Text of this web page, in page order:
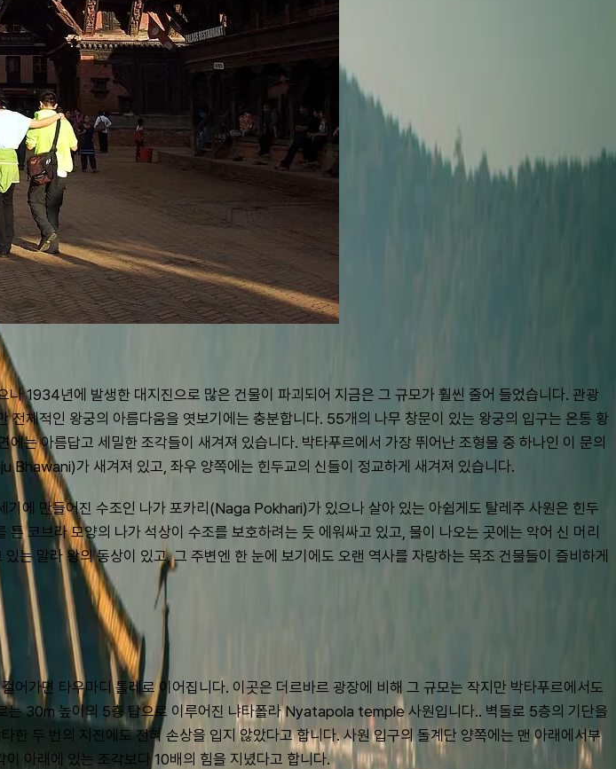
1934년에 발생한 대지진으로 많은 건물이 파괴되어 지금은 그 규모가 훨씬 줄어 들었습니다. 관광
체적인 왕궁의 아름다움을 엿보기에는 충분합니다. 55개의 나무 창문이 있는 왕궁의 입구는 온통 황
아름답고 세밀한 조각들이 새겨져 있습니다. 박타푸르에서 가장 뛰어난 조형물 중 하나인 이 문의
Bhawani)가 새겨져 있고, 좌우 양쪽에는 힌두교의 신들이 정교하게 새겨져 있습니다.
에 만들어진 수조인 나가 포카리(Naga Pokhari)가 있으나 살아 있는 아쉽게도 탈레주 사원은 힌두
코브라 모양의 나가 석상이 수조를 보호하려는 듯 에워싸고 있고, 물이 나오는 곳에는 악어 신 머리
는 말라 왕의 동상이 있고, 그 주변엔 한 눈에 보기에도 오랜 역사를 자랑하는 목조 건물들이 즐비하게
가면 타우마디 톨레로 이어집니다. 이곳은 더르바르 광장에 비해 그 규모는 작지만 박타푸르에서도
는 30m 높이의 5층 탑으로 이루어진 냐타폴라 Nyatapola temple 사원입니다.. 벽돌로 5층의 기단을
두 번의 지진에도 전혀 손상을 입지 않았다고 합니다. 사원 입구의 돌계단 양쪽에는 맨 아래에서부
아래에 있는 조각보다 10배의 힘을 지녔다고 합니다.